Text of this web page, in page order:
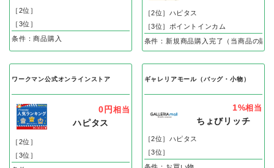
［2位］
［3位］
条件：商品購入
［2位］ハピタス
［3位］ポイントインカム
条件：新規商品購入完了（当商品の購
ワークマン公式オンラインストア
0円 相当
ハピタス
［2位］
［3位］
ギャレリアモール（バッグ・小物）
1%相当
ちょびリッチ
［2位］ハピタス
［3位］